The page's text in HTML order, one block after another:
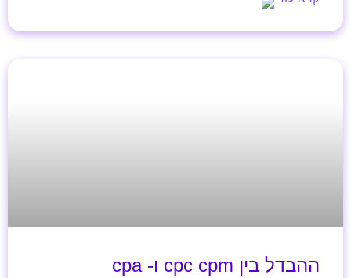
ההבדל בין cpc cpm ו- cpa